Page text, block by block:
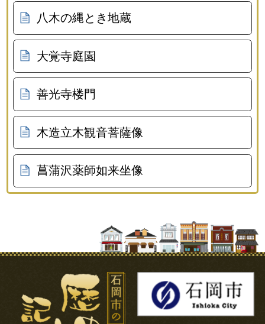
八木の縄とき地蔵
大覚寺庭園
善光寺楼門
木造立木観音菩薩像
菖蒲沢薬師如来坐像
石岡市の歴史と記憶